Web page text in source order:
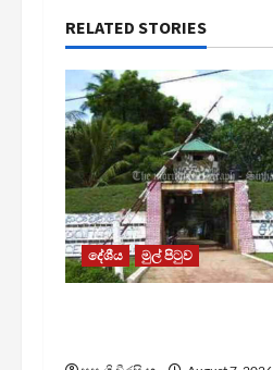
RELATED STORIES
දේශීය මුල් පිටුව